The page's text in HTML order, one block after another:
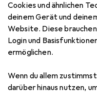
Cookies und ähnlichen
deinem Gerät und
Website. Diese brauchen
Login und
ermöglichen.
Wenn du allem
darüber hinaus nutzen,
MascotUnisex
Gelb/Schwarz,
XXL
EUR
101,25